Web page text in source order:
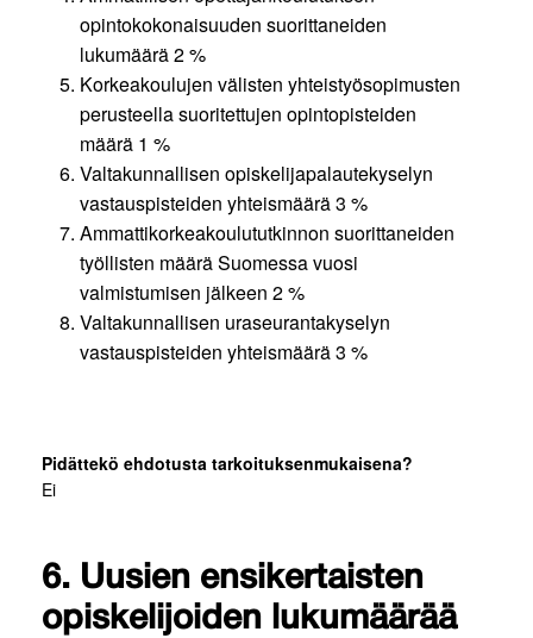
opintokokonaisuuden suorittaneiden
lukumäärä 2 %
Korkeakoulujen välisten yhteistyösopimusten
perusteella suoritettujen opintopisteiden
määrä 1 %
Valtakunnallisen opiskelijapalautekyselyn
vastauspisteiden yhteismäärä 3 %
Ammattikorkeakoulututkinnon suorittaneiden
työllisten määrä Suomessa vuosi
valmistumisen jälkeen 2 %
Valtakunnallisen uraseurantakyselyn
vastauspisteiden yhteismäärä 3 %
Pidättekö ehdotusta tarkoituksenmukaisena?
Ei
6. Uusien ensikertaisten
opiskelijoiden lukumäärää